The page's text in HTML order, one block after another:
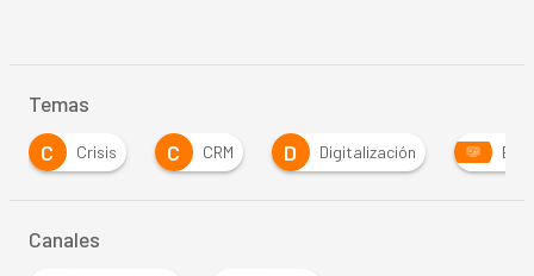
Temas
C
Crisis C CRM D Digitalización ERP
Canales